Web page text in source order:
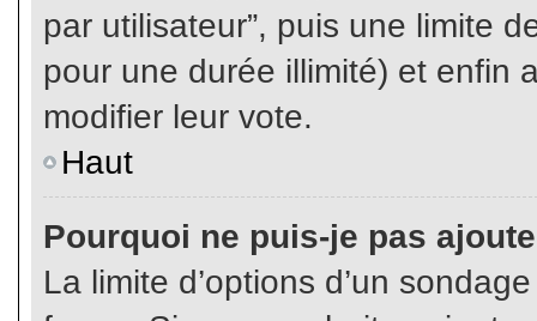
par utilisateur”, puis une limite
pour une durée illimité) et enfin
modifier leur vote.
Haut
Pourquoi ne puis-je pas
La limite d’options d’un